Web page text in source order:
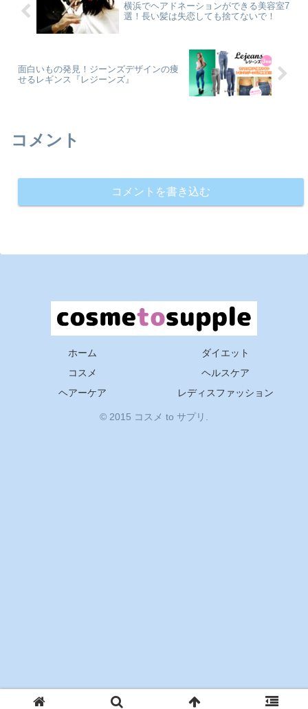
横浜でヘアドネーションができる美容室7
選！長い髪は失恋しても捨てないで！
面白いもの発見！ジーンズデザインの痩
せるレギンス『レジーンズ』
コメント
コメントを書き込む
ホーム
ダイエット
コスメ
ヘルスケア
ヘアーケア
レディスファッション
© 2015 コスメ to サプリ.